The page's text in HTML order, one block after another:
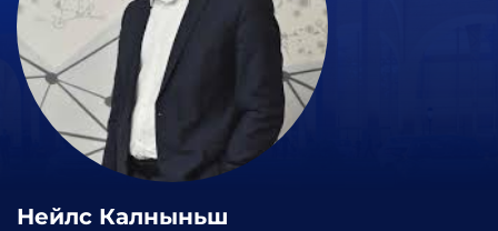
Нейлс Калныньш